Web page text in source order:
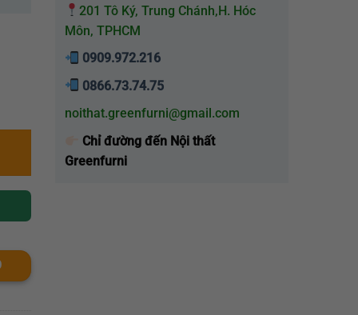
201 Tô Ký, Trung Chánh,H. Hóc
Môn, TPHCM
0909.972.216
0866.73.74.75
noithat.greenfurni@gmail.com
Chỉ đường đến Nội thất
Greenfurni